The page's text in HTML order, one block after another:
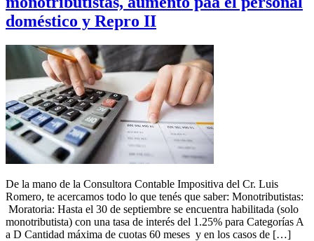
doméstico y Repro II
De la mano de la Consultora Contable Impositiva del Cr. Luis
Romero, te acercamos todo lo que tenés que saber: Monotributistas:
Moratoria: Hasta el 30 de septiembre se encuentra habilitada (solo
monotributista) con una tasa de interés del 1.25% para Categorías A
a D Cantidad máxima de cuotas 60 meses y en los casos de […]